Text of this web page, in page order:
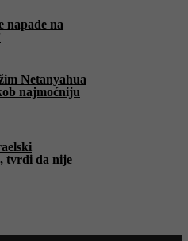
napade na
Netanyahua
najmoćniju
tvrdi da nije